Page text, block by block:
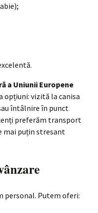
a Uniunii Europene
opțiuni: vizită la canisa
întâlnire în punct
preferăm transport
mai puțin stresant
personal. Putem oferi: